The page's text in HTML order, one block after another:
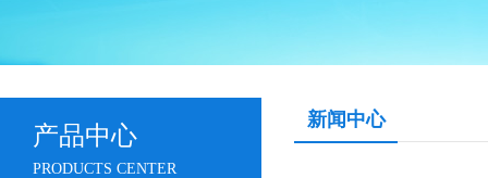
产品中心
PRODUCTS CENTER
新闻中心